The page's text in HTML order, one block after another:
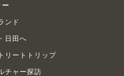
ンド
日田へ
リートトリップ
チャー探訪